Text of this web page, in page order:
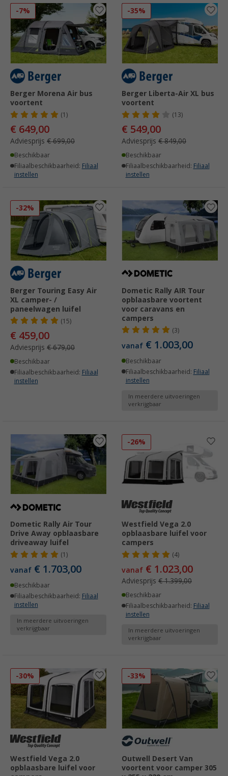
-7%
Berger Morena Air bus
voortent
(1)
€ 649,00
Adviesprijs € 699,00
Beschikbaar
Filiaalbeschikbaarheid: Filiaal
instellen
-35%
Berger Liberta-Air XL bus
voortent
(13)
€ 549,00
Adviesprijs € 849,00
Beschikbaar
Filiaalbeschikbaarheid: Filiaal
instellen
-32%
Berger Touring Easy Air
XL camper- /
paneelwagen luifel
(15)
€ 459,00
Adviesprijs € 679,00
Beschikbaar
Filiaalbeschikbaarheid: Filiaal
instellen
Dometic Rally AIR Tour
opblaasbare voortent
voor caravans en
campers
(3)
vanaf € 1.003,00
Beschikbaar
Filiaalbeschikbaarheid: Filiaal
instellen
In meerdere uitvoeringen
verkrijgbaar
Dometic Rally Air Tour
Drive Away opblaasbare
driveaway luifel
(1)
vanaf € 1.703,00
Beschikbaar
Filiaalbeschikbaarheid: Filiaal
instellen
In meerdere uitvoeringen
verkrijgbaar
-26%
Westfield Vega 2.0
opblaasbare luifel voor
campers
(4)
vanaf € 1.023,00
Adviesprijs € 1.399,00
Beschikbaar
Filiaalbeschikbaarheid: Filiaal
instellen
In meerdere uitvoeringen
verkrijgbaar
-30%
Westfield Vega 2.0
opblaasbare luifel voor
-33%
Outwell Desert Van
voortent voor camper 305